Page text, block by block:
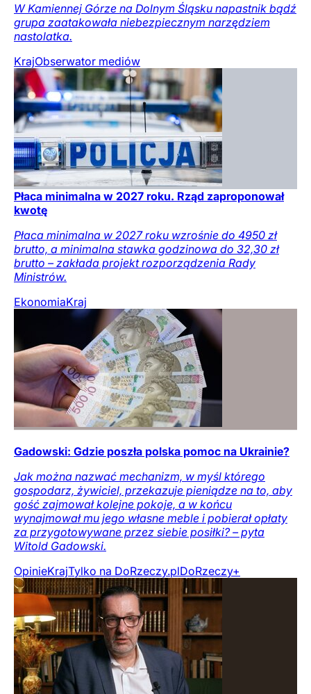
W Kamiennej Górze na Dolnym Śląsku napastnik bądź
grupa zaatakowała niebezpiecznym narzędziem
nastolatka.
KrajObserwator mediów
Płaca minimalna w 2027 roku. Rząd zaproponował
kwotę
Płaca minimalna w 2027 roku wzrośnie do 4950 zł
brutto, a minimalna stawka godzinowa do 32,30 zł
brutto – zakłada projekt rozporządzenia Rady
Ministrów.
EkonomiaKraj
Gadowski: Gdzie poszła polska pomoc na Ukrainie?
Jak można nazwać mechanizm, w myśl którego
gospodarz, żywiciel, przekazuje pieniądze na to, aby
gość zajmował kolejne pokoje, a w końcu
wynajmował mu jego własne meble i pobierał opłaty
za przygotowywane przez siebie posiłki? – pyta
Witold Gadowski.
OpinieKrajTylko na DoRzeczy.plDoRzeczy+